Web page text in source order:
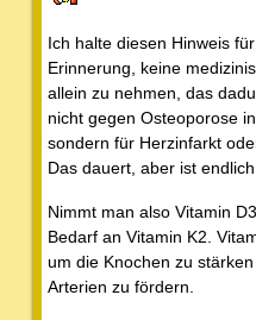
Ich halte diesen Hinweis
Erinnerung, keine
allein zu nehmen, das
nicht gegen Osteoporose
sondern für Herzinfarkt
Das dauert, aber ist
Nimmt man also Vitamin
Bedarf an Vitamin K2.
um die Knochen zu
Arterien zu fördern.